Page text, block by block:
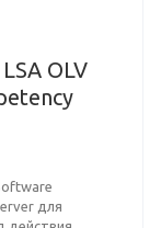
OLV
для